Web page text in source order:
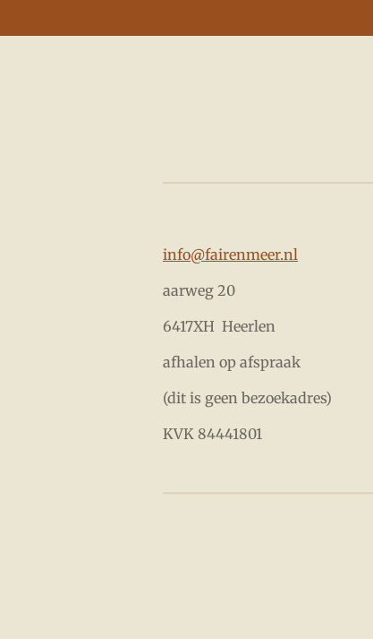
direct
info@fairenmeer.nl
aarweg 20
6417XH Heerlen
afhalen op afspraak
(dit is geen bezoekadres)
KVK 84441801